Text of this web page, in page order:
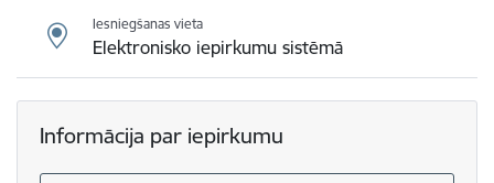
Iesniegšanas vieta
Elektronisko iepirkumu sistēmā
Informācija par iepirkumu